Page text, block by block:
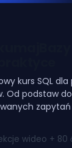
kurs SQL
Od podstaw do
wideo + 80